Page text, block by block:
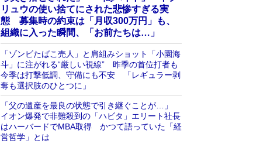
リュウの使い捨てにされた悲惨すぎる実
態 募集時の約束は「月収300万円」も、
組織に入った瞬間、「お前たちは…」
「ゾンビたばこ売人」と肩組みショット「小園海
斗」に注がれる“厳しい視線” 昨季の首位打者も
今季は打撃低調、守備にも不安 「レギュラー剥
奪も選択肢のひとつに」
「父の遺産を最良の状態で引き継ぐことが…」
イオン爆発で非難殺到の「ハビタ」エリート社長
はハーバードでMBA取得 かつて語っていた「経
営哲学」とは